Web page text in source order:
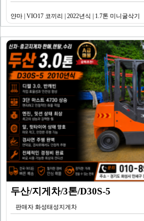
얀마 | VIO17 코끼리 | 2022년식 | 1.7톤 미니굴삭기
두산/지게차/3톤/D30S-5
판매자 화성태성지게차